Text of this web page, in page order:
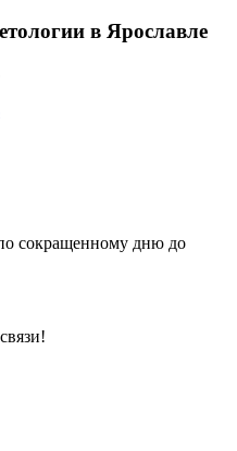
в Ярославле
сокращенному дню до